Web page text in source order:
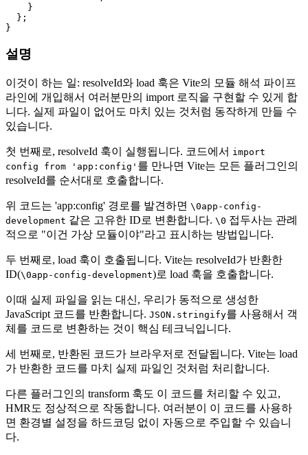
    }
  };
설명
이것이 하는 일: resolveId와 load 훅은 Vite의 모듈 해석 파이프
라인에 개입해서 여러분만의 import 로직을 구현할 수 있게 합
니다. 실제 파일이 없어도 마치 있는 것처럼 동작하게 만들 수
있습니다.
첫 번째로, resolveId 훅이 실행됩니다. 코드에서 import
config from 'app:config' 를 만나면 Vite는 모든 플러그인의
resolveId를 순서대로 호출합니다.
위 코드는 'app:config' 경로를 발견하면 \0app-config-
development 같은 고유한 ID로 변환합니다. \0 접두사는 관례
적으로 "이건 가상 모듈이야"라고 표시하는 방법입니다.
두 번째로, load 훅이 호출됩니다. Vite는 resolveId가 반환한
ID(\0app-config-development)로 load 훅을 호출합니다.
이때 실제 파일을 읽는 대신, 우리가 동적으로 생성한
JavaScript 코드를 반환합니다. JSON.stringify를 사용해서 객
체를 코드로 변환하는 것이 핵심 테크닉입니다.
세 번째로, 반환된 코드가 브라우저로 전달됩니다. Vite는 load
가 반환한 코드를 마치 실제 파일인 것처럼 처리합니다.
다른 플러그인의 transform 훅도 이 코드를 처리할 수 있고,
HMR도 정상적으로 작동합니다. 여러분이 이 코드를 사용하
면 환경별 설정을 하드코딩 없이 자동으로 주입할 수 있습니
다.